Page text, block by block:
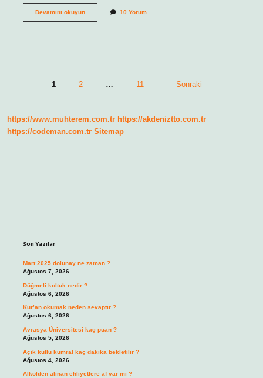
Devamını okuyunSalkım
10 Yorum
1 2 … 11 Sonraki
https://www.muhterem.com.tr https://akdeniztto.com.tr
https://codeman.com.tr Sitemap
Son Yazılar
Mart 2025 dolunay ne zaman ?
Ağustos 7, 2026
Düğmeli koltuk nedir ?
Ağustos 6, 2026
Kur’an okumak neden sevaptır ?
Ağustos 6, 2026
Avrasya Üniversitesi kaç puan ?
Ağustos 5, 2026
Açık küllü kumral kaç dakika bekletilir ?
Ağustos 4, 2026
Alkolden alınan ehliyetlere af var mı ?